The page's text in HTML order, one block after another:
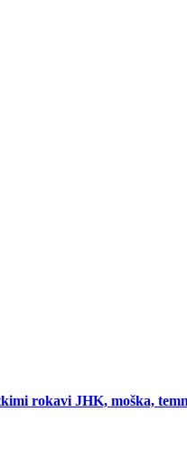
rokavi JHK, moška,